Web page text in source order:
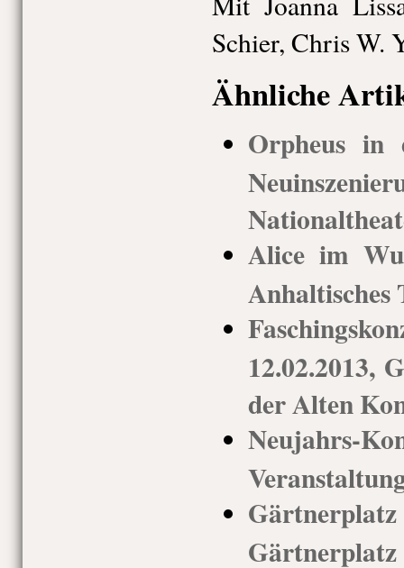
Schier, Chris W.
Ähnliche
Orpheus
Alice im
Anhaltisches
12.02.2013,
der Alten
Neujahrs-
Gärtnerplatz